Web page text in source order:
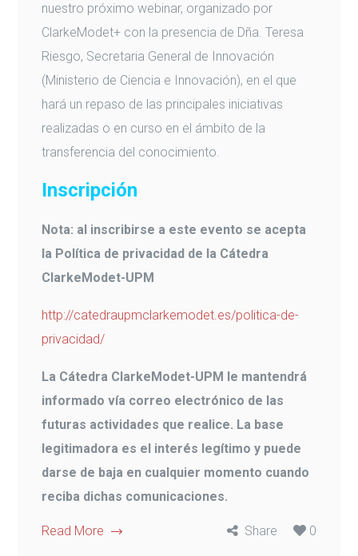
nuestro próximo webinar, organizado por
ClarkeModet+ con la presencia de Dña. Teresa
Riesgo, Secretaria General de Innovación
(Ministerio de Ciencia e Innovación), en el que
hará un repaso de las principales iniciativas
realizadas o en curso en el ámbito de la
transferencia del conocimiento.
Inscripción
Nota: al inscribirse a este evento se acepta
la Política de privacidad de la Cátedra
ClarkeModet-UPM
http://catedraupmclarkemodet.es/politica-de-
privacidad/
La Cátedra ClarkeModet-UPM le mantendrá
informado vía correo electrónico de las
futuras actividades que realice. La base
legitimadora es el interés legítimo y puede
darse de baja en cualquier momento cuando
reciba dichas comunicaciones.
Read More Share 0